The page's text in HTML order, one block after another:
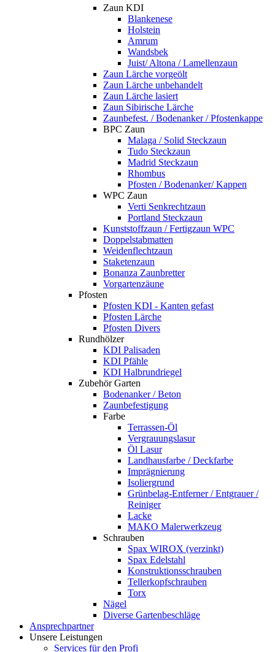
Zaun KDI
Blankenese
Holstein
Amrum
Wandsbek
Juist/ Altona / Lamellenzaun
Zaun Lärche vorgeölt
Zaun Lärche unbehandelt
Zaun Lärche lasiert
Zaun Sibirische Lärche
Zaunbefest. / Bodenanker / Pfostenkappe
BPC Zaun
Malaga / Solid Steckzaun
Tudo Steckzaun
Madrid Steckzaun
Rhombus
Pfosten / Bodenanker/ Kappen
WPC Zaun
Verti Senkrechtzaun
Portland Steckzaun
Kunststoffzaun / Fertigzaun WPC
Doppelstabmatten
Weidenflechtzaun
Staketenzaun
Bonanza Zaunbretter
Vorgartenzäune
Pfosten
Pfosten KDI - Kanten gefast
Pfosten Lärche
Pfosten Divers
Rundhölzer
KDI Palisaden
KDI Pfähle
KDI Halbrundriegel
Zubehör Garten
Bodenanker / Beton
Zaunbefestigung
Farbe
Terrassen-Öl
Vergrauungslasur
Öl Lasur
Landhausfarbe / Deckfarbe
Imprägnierung
Isoliergrund
Grünbelag-Entferner / Entgrauer /
Reiniger
Lacke
MAKO Malerwerkzeug
Schrauben
Spax WIROX (verzinkt)
Spax Edelstahl
Konstruktionsschrauben
Tellerkopfschrauben
Torx
Nägel
Diverse Gartenbeschläge
Ansprechpartner
Unsere Leistungen
Services für den Profi